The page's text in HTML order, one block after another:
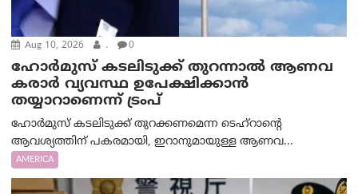
Aug 10, 2026 . 0
ഹോർമുസ് കടലിടുക്ക് തുറന്നാൽ ആണവ
കരാർ വ്യവസ്ഥ ഉപേക്ഷിക്കാൻ
തയ്യാറാണെന്ന് ട്രം‌പ്
ഹോർമുസ് കടലിടുക്ക് തുറക്കണമെന്ന ടെഹ്‌റാന്റെ
ആവശ്യത്തിന് പകരമായി, ഇറാനുമായുള്ള ആണവ...
AMERICA